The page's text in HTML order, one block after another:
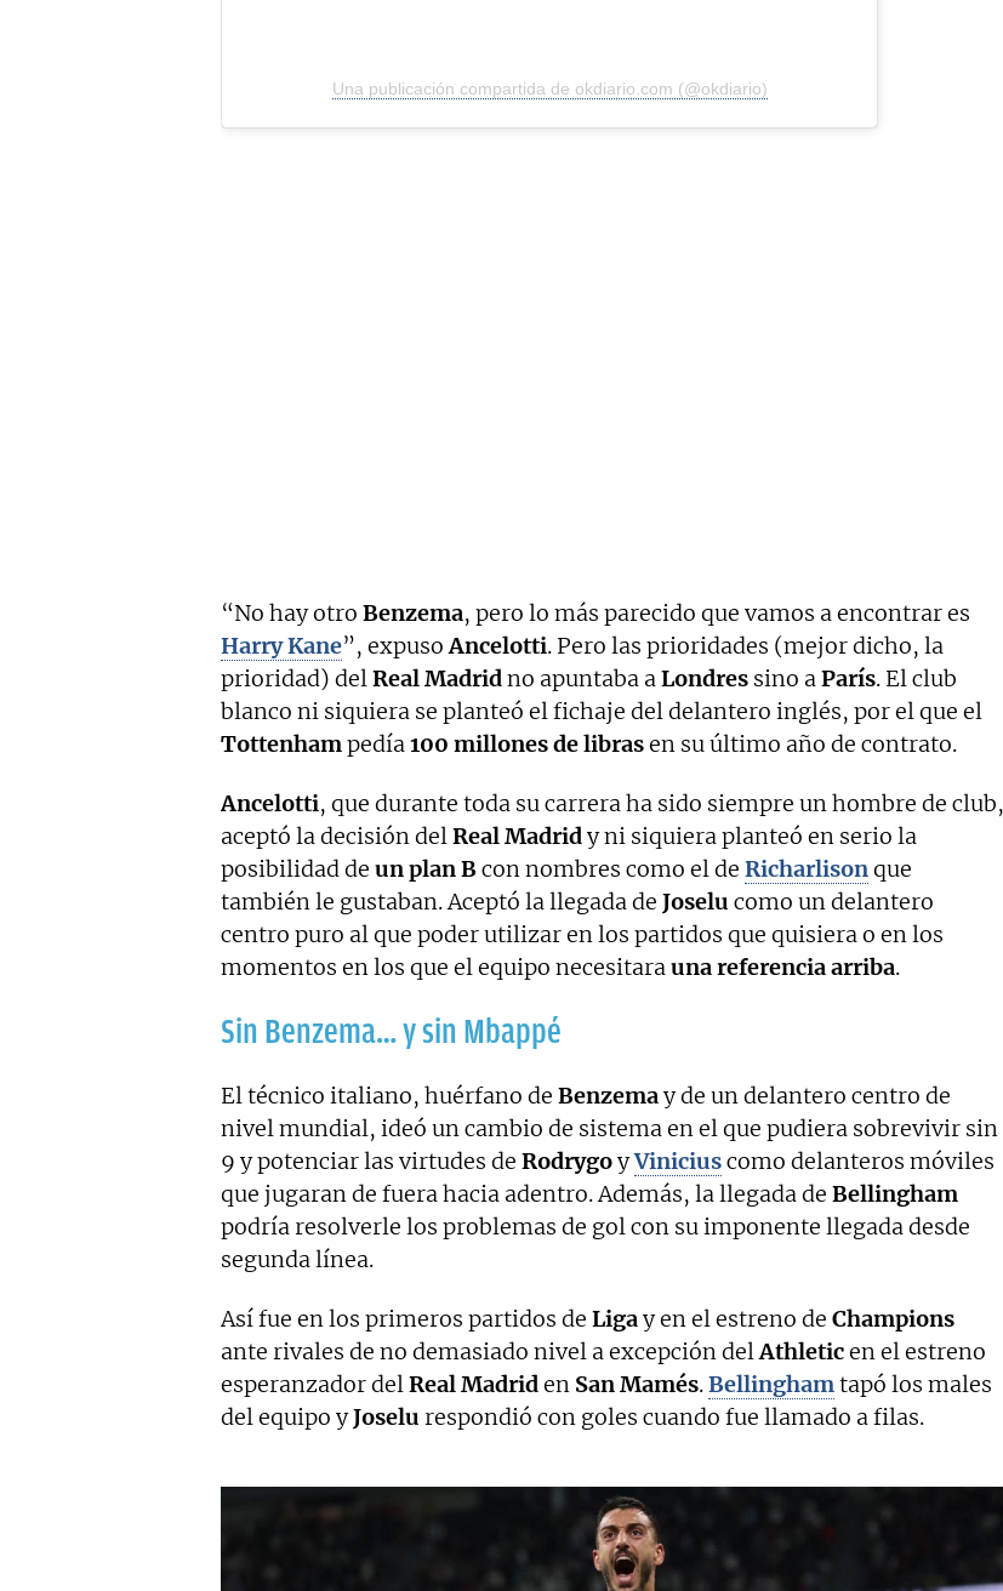
Una publicación compartida de okdiario.com (@okdiario)
“No hay otro Benzema, pero lo más parecido que vamos a encontrar es
Harry Kane”, expuso Ancelotti. Pero las prioridades (mejor dicho, la
prioridad) del Real Madridno apuntaba a Londres sino a París. El club
blanco ni siquiera se planteó el fichaje del delantero inglés, por el que el
Tottenhampedía 100 millones de librasen su último año de contrato.
Ancelotti, que durante toda su carrera ha sido siempre un hombre de club,
aceptó la decisión del Real Madridy ni siquiera planteó en serio la
posibilidad de un plan B con nombres como el de Richarlisonque
también le gustaban. Aceptó la llegada de Joselu como un delantero
centro puro al que poder utilizar en los partidos que quisiera o en los
momentos en los que el equipo necesitara una referencia arriba.
Sin Benzema… y sin Mbappé
El técnico italiano, huérfano de Benzemay de un delantero centro de
nivel mundial, ideó un cambio de sistema en el que pudiera sobrevivir sin
9 y potenciar las virtudes de RodrygoyViniciuscomo delanteros móviles
que jugaran de fuera hacia adentro. Además, la llegada de Bellingham
podría resolverle los problemas de gol con su imponente llegada desde
segunda línea.
Así fue en los primeros partidos de Ligay en el estreno de Champions
ante rivales de no demasiado nivel a excepción del Athleticen el estreno
esperanzador del Real Madriden San Mamés.Bellinghamtapó los males
del equipo yJoselu respondió con goles cuando fue llamado a filas.